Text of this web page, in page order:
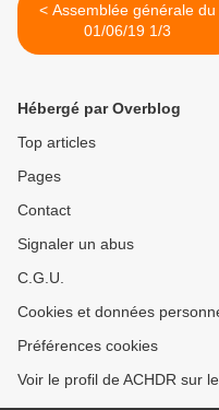
< Assemblée générale du
01/06/19 1/3
Hébergé par Overblog
Top articles
Pages
Contact
Signaler un abus
C.G.U.
Cookies et données
Préférences cookies
Voir le profil de ACHDR sur